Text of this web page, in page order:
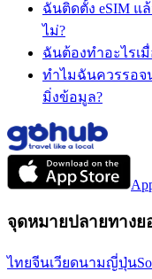
ฉันติดตั้ง eSIM แ
ไม่?
ฉันต้องทำอะไรเมื่
ทำไมฉันควรรอจ
มิ่งข้อมูล?
จุดหมายปลายทาง
ไทยจีนเวียดนามญี่ปุ่น